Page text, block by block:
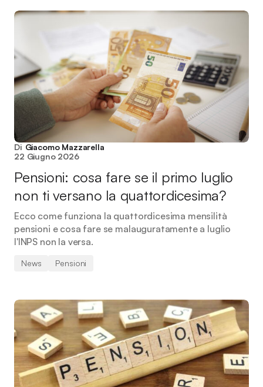
Di Giacomo Mazzarella
22 Giugno 2026
Pensioni: cosa fare se il primo luglio
non ti versano la quattordicesima?
Ecco come funziona la quattordicesima mensilità
pensioni e cosa fare se malauguratamente a luglio
l'INPS non la versa.
News Pensioni